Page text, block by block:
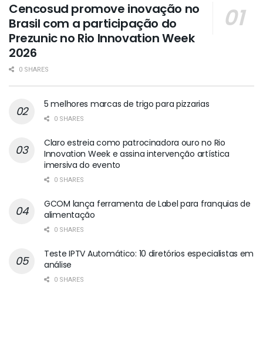
Cencosud promove inovação no
Brasil com a participação do
Prezunic no Rio Innovation Week
2026
0 SHARES
5 melhores marcas de trigo para pizzarias
0 SHARES
Claro estreia como patrocinadora ouro no Rio
Innovation Week e assina intervenção artística
imersiva do evento
0 SHARES
GCOM lança ferramenta de Label para franquias de
alimentação
0 SHARES
Teste IPTV Automático: 10 diretórios especialistas em
análise
0 SHARES